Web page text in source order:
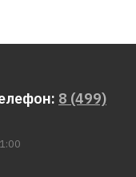
8 (499)